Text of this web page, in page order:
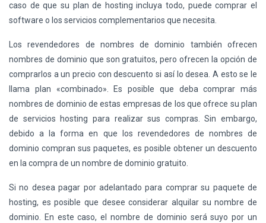
caso de que su plan de hosting incluya todo, puede comprar el
software o los servicios complementarios que necesita.
Los revendedores de nombres de dominio también ofrecen
nombres de dominio que son gratuitos, pero ofrecen la opción de
comprarlos a un precio con descuento si así lo desea. A esto se le
llama plan «combinado». Es posible que deba comprar más
nombres de dominio de estas empresas de los que ofrece su plan
de servicios hosting para realizar sus compras. Sin embargo,
debido a la forma en que los revendedores de nombres de
dominio compran sus paquetes, es posible obtener un descuento
en la compra de un nombre de dominio gratuito.
Si no desea pagar por adelantado para comprar su paquete de
hosting, es posible que desee considerar alquilar su nombre de
dominio. En este caso, el nombre de dominio será suyo por un